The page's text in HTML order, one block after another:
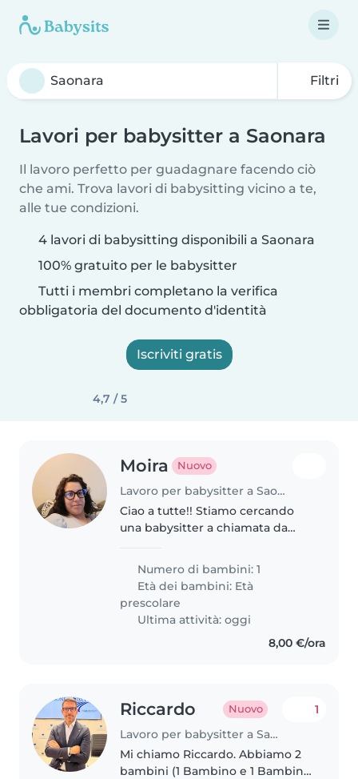
Filtri
Lavori per babysitter a Saonara
Il lavoro perfetto per guadagnare facendo ciò
che ami. Trova lavori di babysitting vicino a te,
alle tue condizioni.
4 lavori di babysitting disponibili a Saonara
100% gratuito per le babysitter
Tutti i membri completano la verifica
obbligatoria del documento d'identità
Iscriviti gratis
4,7 / 5
Moira Nuovo
Lavoro per babysitter a Saonara
Ciao a tutte!! Stiamo cercando
una babysitter a chiamata da
ammala e per le festivitá
scolastiche per la mia bimba di 3
anni!! Zona Saonara. Per un..
Numero di bambini: 1
Età dei bambini: Età
prescolare
Ultima attività: oggi
8,00 €/ora
Riccardo Nuovo
Lavoro per babysitter a Saonara
1
Mi chiamo Riccardo. Abbiamo 2
bambini (1 Bambino e 1 Bambina,